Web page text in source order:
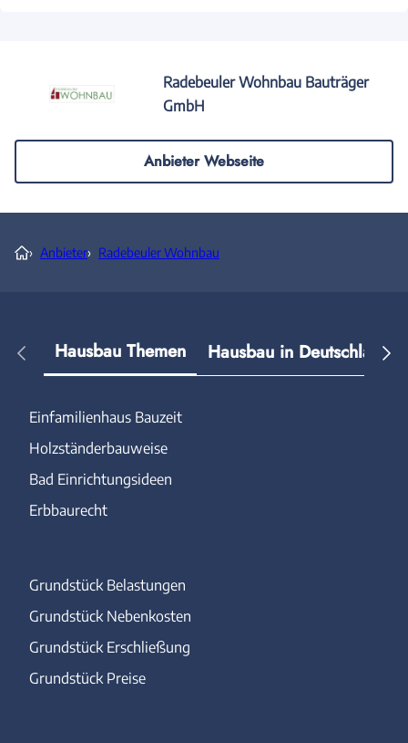
Radebeuler Wohnbau Bauträger
GmbH
Anbieter Webseite
› Anbieter› Radebeuler Wohnbau
Hausbau Themen Hausbau in Deutschland
Einfamilienhaus Bauzeit
Holzständerbauweise
Bad Einrichtungsideen
Erbbaurecht
Grundstück Belastungen
Grundstück Nebenkosten
Grundstück Erschließung
Grundstück Preise